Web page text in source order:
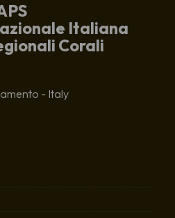
Italiana
Corali
- Italy